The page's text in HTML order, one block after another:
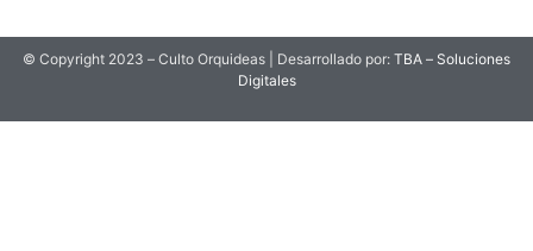
© Copyright 2023 – Culto Orquideas | Desarrollado por: TBA – Soluciones
Digitales